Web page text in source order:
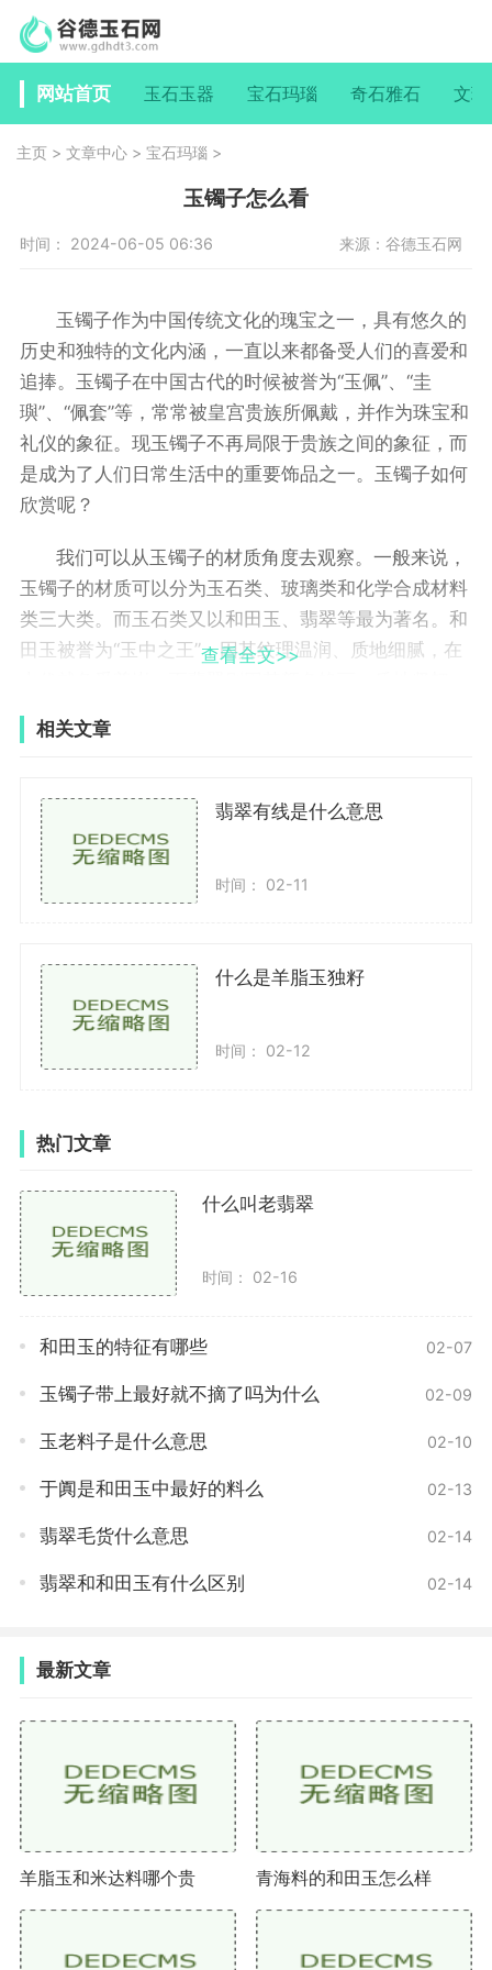
网站首页 玉石玉器 宝石玛瑙 奇石雅石 文
主页 > 文章中心 > 宝石玛瑙 >
玉镯子怎么看
时间： 2024-06-05 06:36 来源：谷德玉石网
玉镯子作为中国传统文化的瑰宝之一，具有悠久的
历史和独特的文化内涵，一直以来都备受人们的喜爱和
追捧。玉镯子在中国古代的时候被誉为“玉佩”、“圭
璵”、“佩套”等，常常被皇宫贵族所佩戴，并作为珠宝和
礼仪的象征。现玉镯子不再局限于贵族之间的象征，而
是成为了人们日常生活中的重要饰品之一。玉镯子如何
欣赏呢？
我们可以从玉镯子的材质角度去观察。一般来说，
玉镯子的材质可以分为玉石类、玻璃类和化学合成材料
类三大类。而玉石类又以和田玉、翡翠等最为著名。和
田玉被誉为“玉中之王”，因其纹理温润、质地细腻，在
光泽柔和等特点而备受喜爱。不同材质的玉镯子，在观
赏上也有各自的特点和魅力，可以根据个人的喜好和审
我们还可以从玉镯子的造型和纹饰上来品味。玉镯
子的造型丰富多样，有圆形、方形、椭圆形等，还有星
月、花鸟、山水等纹饰。每个造型和纹饰背后都有着丰
而纹饰则常常以花鸟和山水为主题，展示了中国传统文
化中的自然和生活之美。通过欣赏玉镯子的造型和纹
饰，我们可以领略到中国古代文化的独特魅力。
玉镯子中，常常代表着喜庆和幸福，如红色代表热情和
活力，黄色代表快乐和富贵等等。而在色彩柔和的玉镯
子中，常常代表着稳重和内敛，如墨绿色代表着安宁和
平和，白色代表着纯洁和高雅等等。不同的色彩代表不
同的情绪和氛围，在欣赏中也能给人带来不同的心情和
感受。
化的角度进行观察。玉镯子在中国古代被视为美玉，与
风水学和玉雕艺术紧密相联。在古代，人们常常将玉镯
也常常作为重要的礼物和嫁妆，象征着祝福和美好的寓
意。玉镯子还有着祭祀和纪念的作用，在一些重要的场
祖先。通过了解和感受玉镯子的历史和文化，我们可以
更好地欣赏和理解它所蕴含的深厚内涵和情感价值。
的群众基础和文化内涵。无论是从材质、造型、纹饰、
镯子作为一种独特的文化符号，具有非同寻常的魅力和
价值。所以，在欣赏和选择玉镯子的时候，我们应该结
合自己的审美和喜好，同时也要了解和尊重中国传统文
化的精髓，才能真正体会到玉镯子的独特之处。
查看全文>>
相关文章
翡翠有线是什么意思
时间： 02-11
什么是羊脂玉独籽
时间： 02-12
热门文章
什么叫老翡翠
时间： 02-16
和田玉的特征有哪些 02-07
玉镯子带上最好就不摘了吗为什么 02-09
玉老料子是什么意思 02-10
于阗是和田玉中最好的料么 02-13
翡翠毛货什么意思 02-14
翡翠和和田玉有什么区别 02-14
最新文章
羊脂玉和米达料哪个贵 青海料的和田玉怎么样